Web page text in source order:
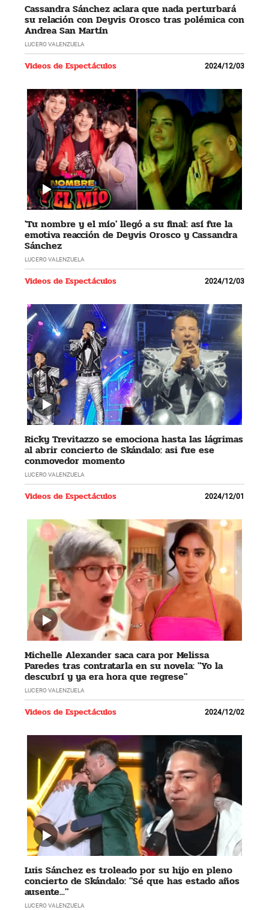
Cassandra Sánchez aclara que nada perturbará
su relación con Deyvis Orosco tras polémica con
Andrea San Martín
LUCERO VALENZUELA
Videos de Espectáculos 2024/12/03
'Tu nombre y el mío' llegó a su final: así fue la
emotiva reacción de Deyvis Orosco y Cassandra
Sánchez
LUCERO VALENZUELA
Videos de Espectáculos 2024/12/03
Ricky Trevitazzo se emociona hasta las lágrimas
al abrir concierto de Skándalo: asi fue ese
conmovedor momento
LUCERO VALENZUELA
Videos de Espectáculos 2024/12/01
Michelle Alexander saca cara por Melissa
Paredes tras contratarla en su novela: "Yo la
descubrí y ya era hora que regrese"
LUCERO VALENZUELA
Videos de Espectáculos 2024/12/02
Luis Sánchez es troleado por su hijo en pleno
concierto de Skándalo: "Sé que has estado años
ausente..."
LUCERO VALENZUELA